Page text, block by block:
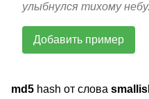
улыбнулся тихому небу.
Добавить пример
md5 hash от слова